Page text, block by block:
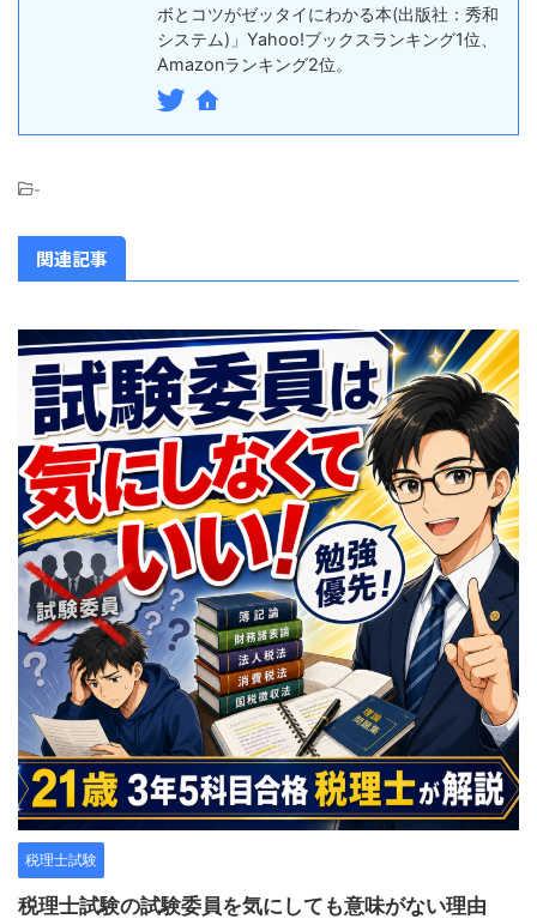
ボとコツがゼッタイにわかる本(出版社：秀和
システム)」Yahoo!ブックスランキング1位、
Amazonランキング2位。
-
関連記事
税理士試験
税理士試験の試験委員を気にしても意味がない理由